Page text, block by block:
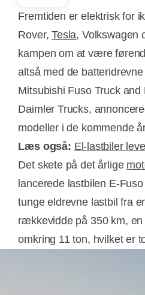
Fremtiden er elektrisk for
Rover,Tesla, Volkswagen
kampen om at være
altså med de
Mitsubishi Fuso Truck
Daimler Trucks,
modeller i de kommende
Læs også: El-lastbiler
Det skete på det årlige
lancerede lastbilen E-
tunge eldrevne lastbil fra
rækkevidde på 350 km,
omkring 11 ton, hvilket er